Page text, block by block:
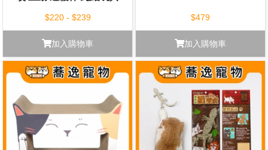
$220 - $239
加入購物車
$479
加入購物車